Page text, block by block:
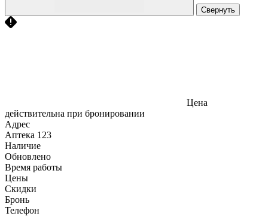
Свернуть
Цена
действительна при бронировании
Адрес
Аптека 123
Наличие
Обновлено
Время работы
Цены
Скидки
Бронь
Телефон